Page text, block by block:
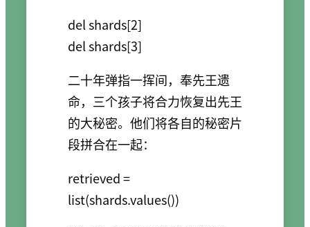
del shards[2]
二十年弹指一挥间，奉先王遗
命，三个孩子将合力恢复出先王
的大秘密。他们将各自的秘密片
段拼合在一起：
retrieved =